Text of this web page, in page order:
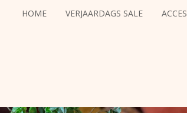
HOME VERJAARDAGS SALE